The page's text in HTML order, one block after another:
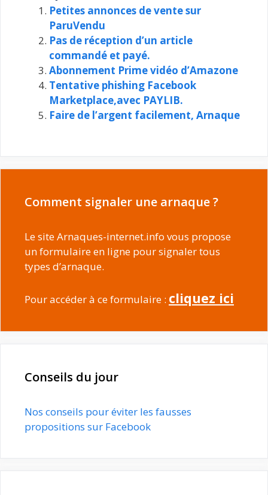
Petites annonces de vente sur
ParuVendu
Pas de réception d’un article
commandé et payé.
Abonnement Prime vidéo d’Amazone
Tentative phishing Facebook
Marketplace,avec PAYLIB.
Faire de l’argent facilement, Arnaque
Comment signaler une arnaque ?
Le site Arnaques-internet.info vous propose
un formulaire en ligne pour signaler tous
types d’arnaque.
Pour accéder à ce formulaire : cliquez ici
Conseils du jour
Nos conseils pour éviter les fausses
propositions sur Facebook